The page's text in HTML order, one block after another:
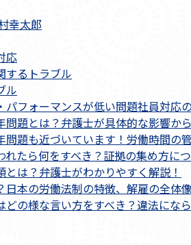
幸太郎
応
するトラブル
ル
パフォーマンスが低い問題社員対応
問題とは？弁護士が具体的な影響か
問題も近づいています！労働時間の
れたら何をすべき？証拠の集め方に
とは？弁護士がわかりやすく解説！
日本の労働法制の特徴、解雇の全体
どの様な言い方をすべき？違法にな